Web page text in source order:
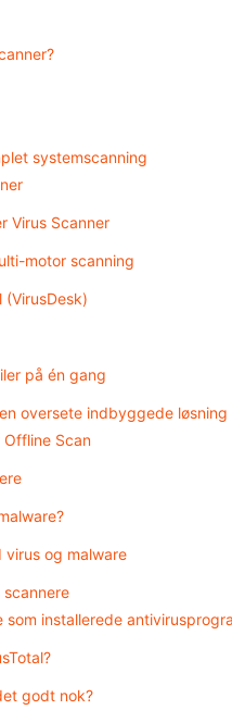
systemscanning
Virus Scanner
motor scanning
på én gang
oversete indbyggede løsning
Scan
og malware
som installerede
godt nok?